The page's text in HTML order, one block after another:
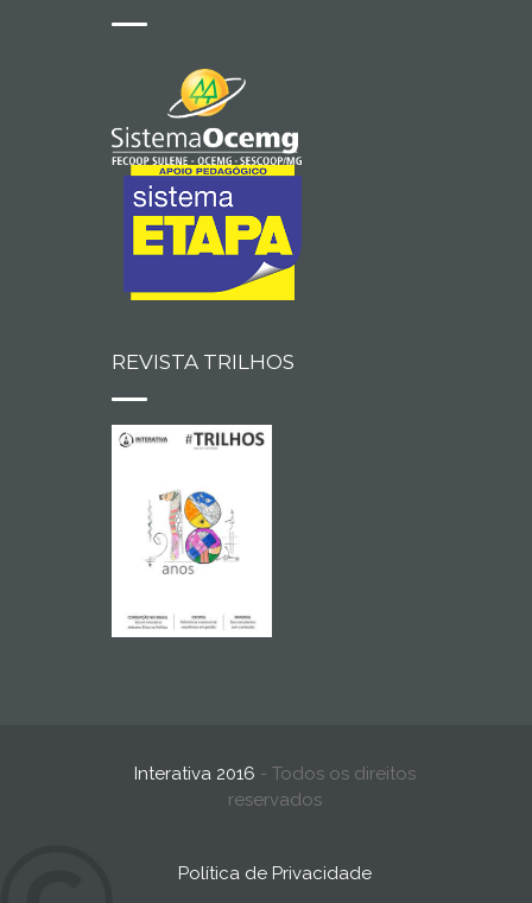
REVISTA TRILHOS
Interativa 2016 - Todos os direitos
reservados
Política de Privacidade